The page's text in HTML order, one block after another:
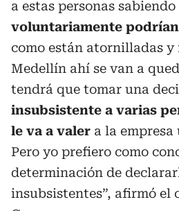
a estas personas sabiendo
voluntariamente
como están atornilladas y
Medellín ahí se van a
tendrá que tomar una
insubsistente a varias
le va a valer a la empresa
Pero yo prefiero como
determinación de
insubsistentes”, afirmó el